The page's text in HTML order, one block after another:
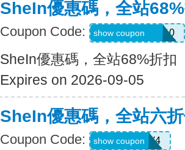
SheIn優惠碼，全站
Coupon Code: uguszx26042210
show coupon
SheIn優惠碼，全站68%折扣
Expires on 2026-09-05
SheIn優惠碼，全站六
Coupon Code: LS8V4
show coupon